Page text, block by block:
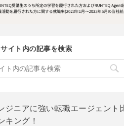
サイト内の記事を検索